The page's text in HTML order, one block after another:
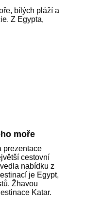
bílých pláží a
Z Egypta,
moře
prezentace
cestovní
nabídku z
je Egypt,
Žhavou
Katar.